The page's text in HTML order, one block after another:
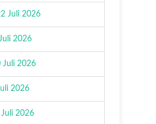
Juli 2026
2026
Juli 2026
2026
2026